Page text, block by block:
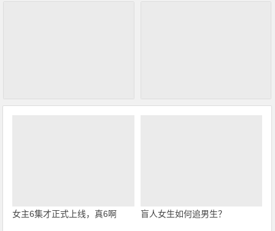
女主6集才正式上线，真6啊 盲人女生如何追男生？